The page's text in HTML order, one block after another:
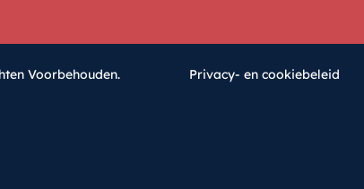
Voorbehouden. Privacy- en cookiebeleid